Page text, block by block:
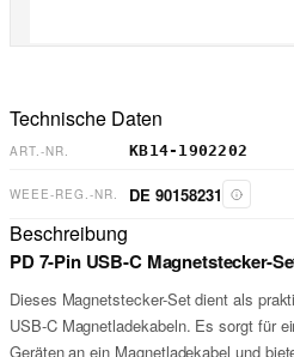
Technische Daten
ART.-NR. KB14-1902202
WEEE-REG.-NR. DE 90158231
Beschreibung
PD 7-Pin USB-C Magnetstecker-
Dieses Magnetstecker-Set dient als
USB-C Magnetladekabeln. Es sorgt für
Geräten an ein Magnetladekabel und